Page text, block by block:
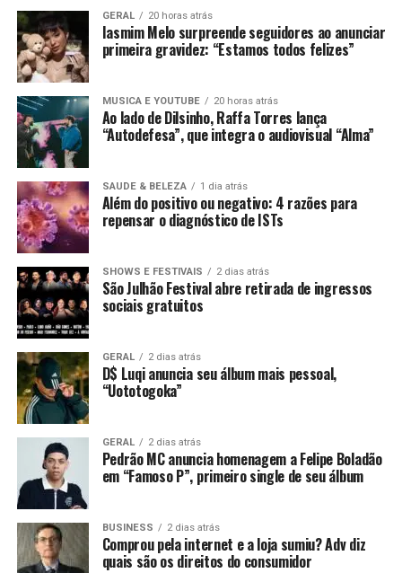
GERAL 20 horas atrás
Iasmim Melo surpreende seguidores ao anunciar
primeira gravidez: “Estamos todos felizes”
MUSICA E YOUTUBE 20 horas atrás
Ao lado de Dilsinho, Raffa Torres lança
“Autodefesa”, que integra o audiovisual “Alma”
SAUDE & BELEZA 1 dia atrás
Além do positivo ou negativo: 4 razões para
repensar o diagnóstico de ISTs
SHOWS E FESTIVAIS 2 dias atrás
São Julhão Festival abre retirada de ingressos
sociais gratuitos
GERAL 2 dias atrás
D$ Luqi anuncia seu álbum mais pessoal,
“Uototogoka”
GERAL 2 dias atrás
Pedrão MC anuncia homenagem a Felipe Boladão
em “Famoso P”, primeiro single de seu álbum
BUSINESS 2 dias atrás
Comprou pela internet e a loja sumiu? Adv diz
quais são os direitos do consumidor